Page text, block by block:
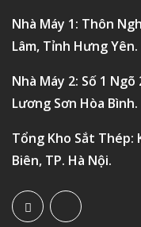
Nhà Máy 1: Thôn
Lâm, Tỉnh Hưng Yên.
Nhà Máy 2: Số 1
Lương Sơn Hòa Bình.
Tổng Kho Sắt Thép:
Biên, TP. Hà Nội.